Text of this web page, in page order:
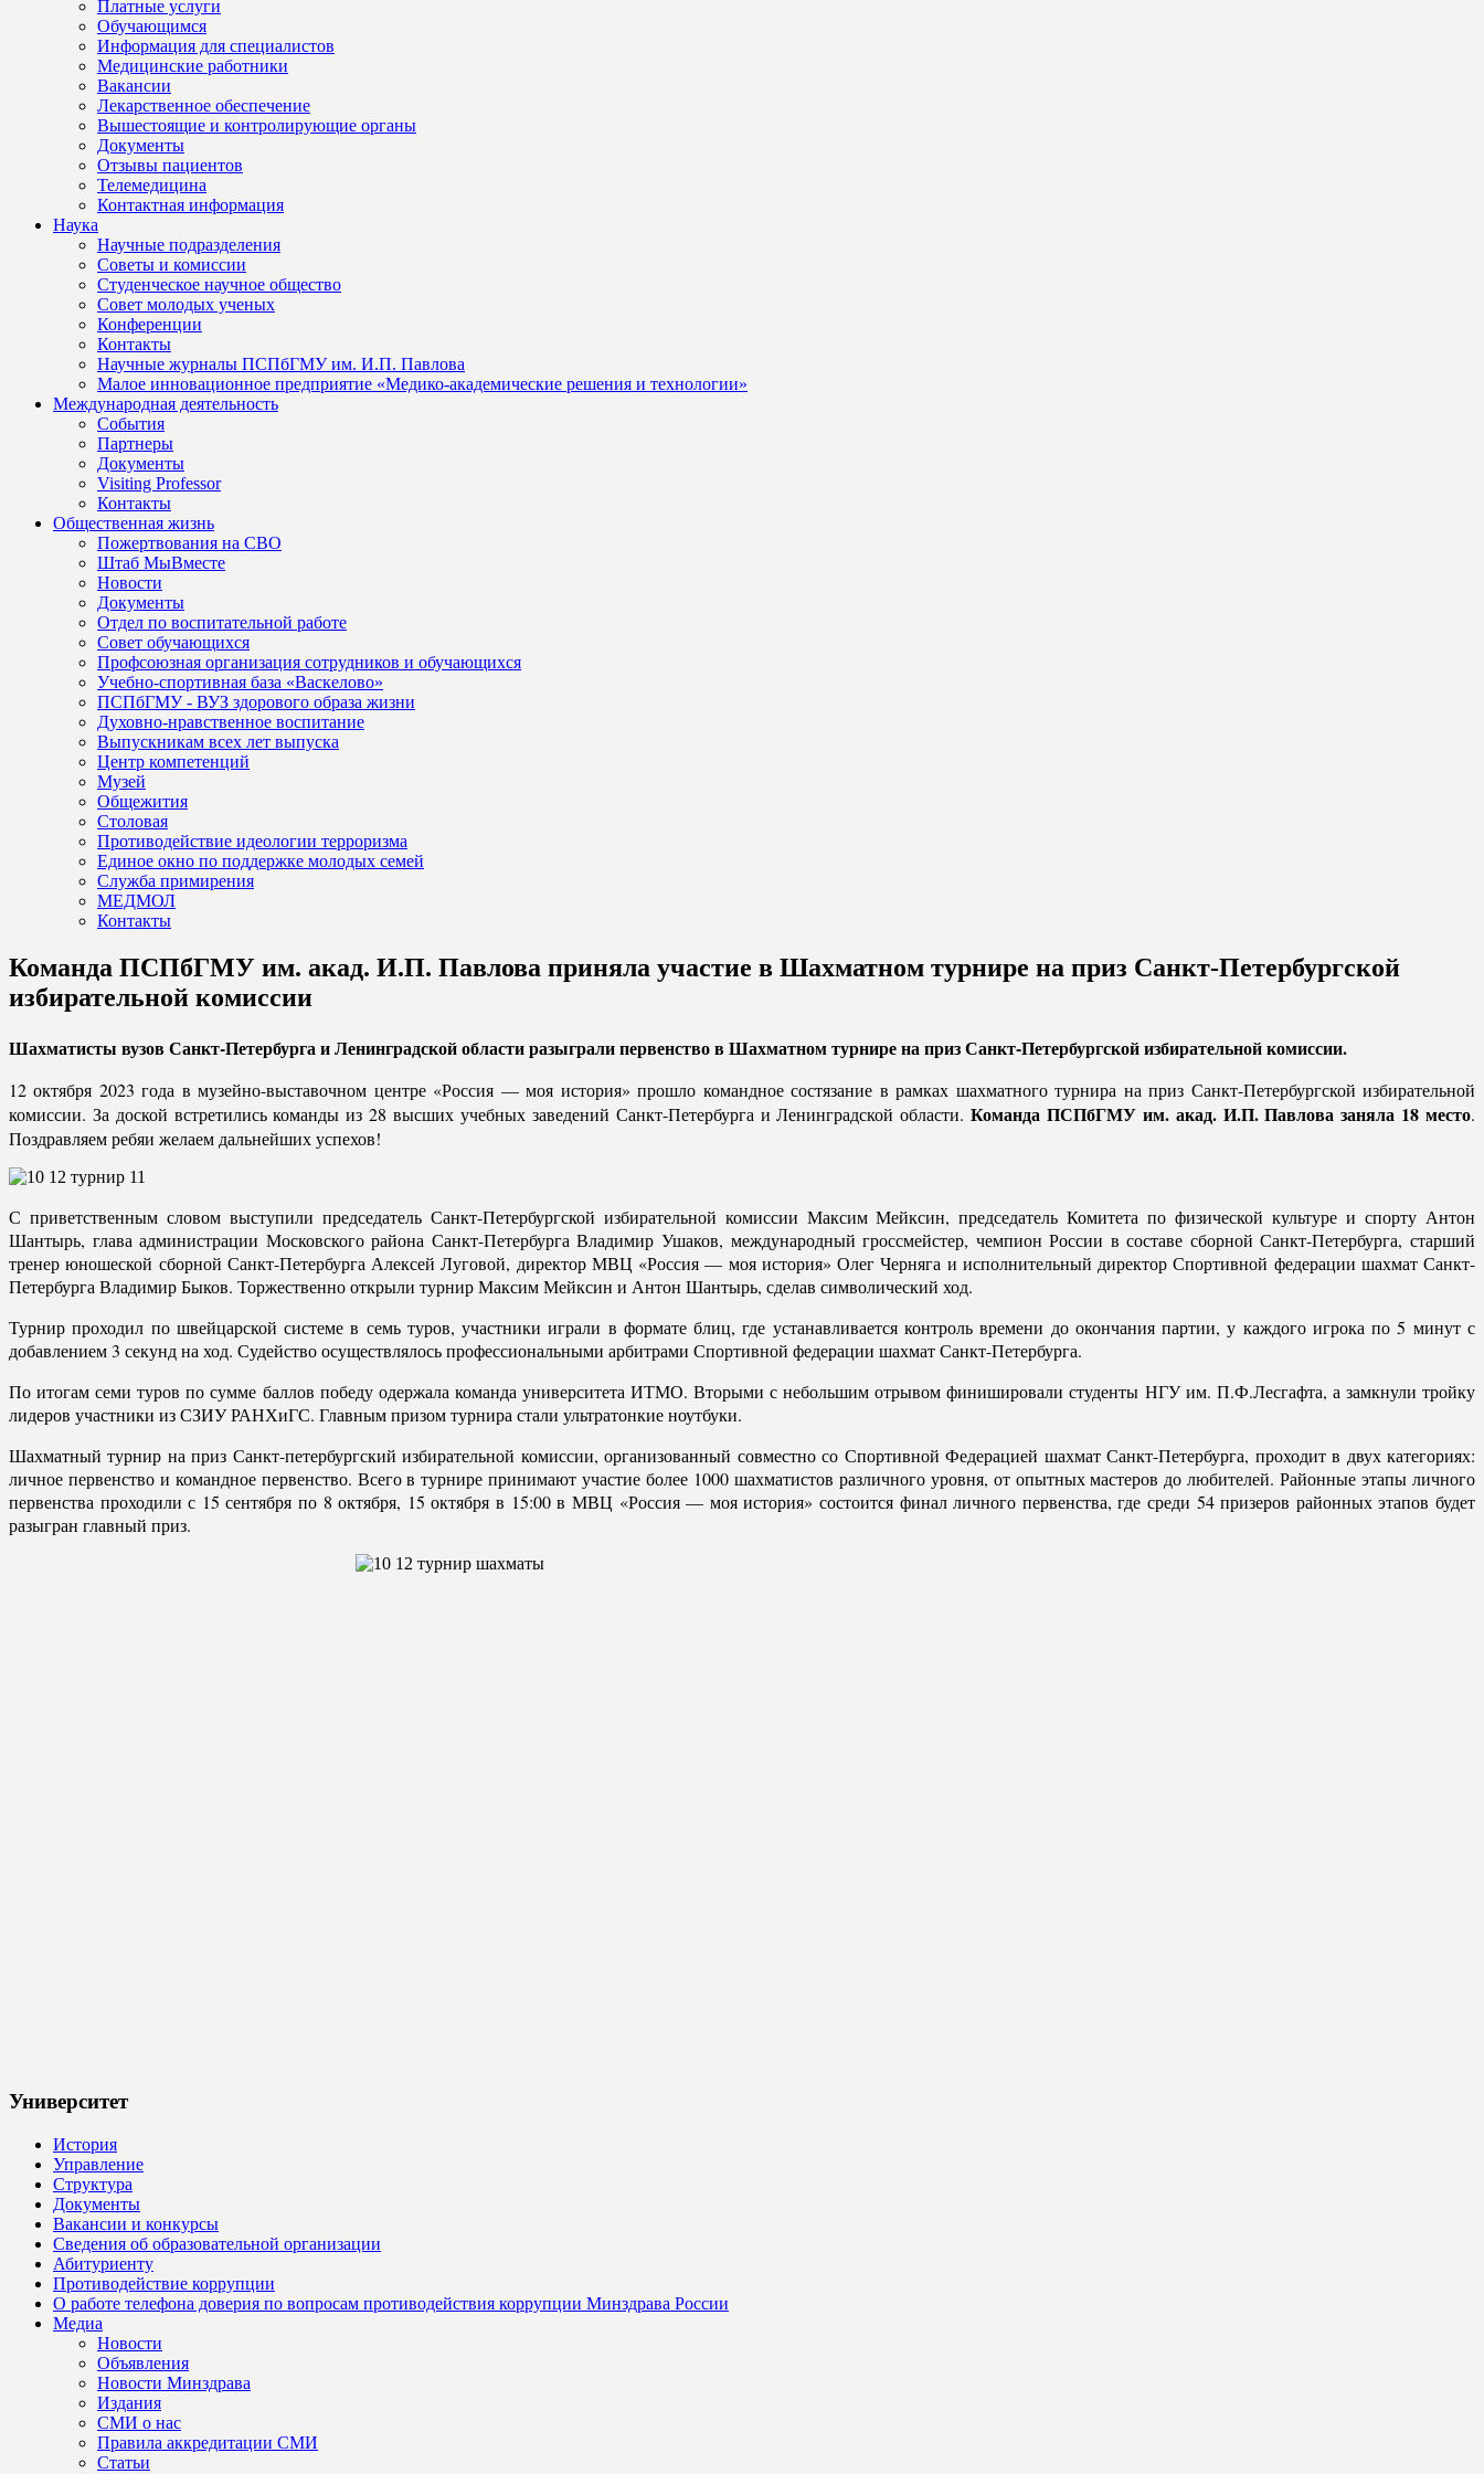
Платные услуги
Обучающимся
Информация для специалистов
Медицинские работники
Вакансии
Лекарственное обеспечение
Вышестоящие и контролирующие органы
Документы
Отзывы пациентов
Телемедицина
Контактная информация
Наука
Научные подразделения
Советы и комиссии
Студенческое научное общество
Совет молодых ученых
Конференции
Контакты
Научные журналы ПСПбГМУ им. И.П. Павлова
Малое инновационное предприятие «Медико-академические решения и технологии»
Международная деятельность
События
Партнеры
Документы
Visiting Professor
Контакты
Общественная жизнь
Пожертвования на СВО
Штаб МыВместе
Новости
Документы
Отдел по воспитательной работе
Совет обучающихся
Профсоюзная организация сотрудников и обучающихся
Учебно-спортивная база «Васкелово»
ПСПбГМУ - ВУЗ здорового образа жизни
Духовно-нравственное воспитание
Выпускникам всех лет выпуска
Центр компетенций
Музей
Общежития
Столовая
Противодействие идеологии терроризма
Единое окно по поддержке молодых семей
Служба примирения
МЕДМОЛ
Контакты
Команда ПСПбГМУ им. акад. И.П. Павлова приняла участие в Шахматном турнире на приз Санкт-Петербургской
избирательной комиссии
Шахматисты вузов Санкт-Петербурга и Ленинградской области разыграли первенство в Шахматном турнире на приз Санкт-Петербургской избирательной комиссии.
12 октября 2023 года в музейно-выставочном центре «Россия — моя история» прошло командное состязание в рамках шахматного турнира на приз Санкт-Петербургской избирательной
комиссии. За доской встретились команды из 28 высших учебных заведений Санкт-Петербурга и Ленинградской области.Команда ПСПбГМУ им. акад. И.П. Павлова заняла 18 место.
Поздравляем ребяи желаем дальнейших успехов!
С приветственным словом выступили председатель Санкт-Петербургской избирательной комиссии Максим Мейксин, председатель Комитета по физической культуре и спорту Антон
Шантырь, глава администрации Московского района Санкт-Петербурга Владимир Ушаков, международный гроссмейстер, чемпион России в составе сборной Санкт-Петербурга, старший
тренер юношеской сборной Санкт-Петербурга Алексей Луговой, директор МВЦ «Россия — моя история» Олег Черняга и исполнительный директор Спортивной федерации шахмат Санкт-
Петербурга Владимир Быков. Торжественно открыли турнир Максим Мейксин и Антон Шантырь, сделав символический ход.
Турнир проходил по швейцарской системе в семь туров, участники играли в формате блиц, где устанавливается контроль времени до окончания партии, у каждого игрока по 5 минут с
добавлением 3 секунд на ход. Судейство осуществлялось профессиональными арбитрами Спортивной федерации шахмат Санкт-Петербурга.
По итогам семи туров по сумме баллов победу одержала команда университета ИТМО. Вторыми с небольшим отрывом финишировали студенты НГУ им. П.Ф.Лесгафта, а замкнули тройку
лидеров участники из СЗИУ РАНХиГС. Главным призом турнира стали ультратонкие ноутбуки.
Шахматный турнир на приз Санкт-петербургский избирательной комиссии, организованный совместно со Спортивной Федерацией шахмат Санкт-Петербурга, проходит в двух категориях:
личное первенство и командное первенство. Всего в турнире принимают участие более 1000 шахматистов различного уровня, от опытных мастеров до любителей. Районные этапы личного
первенства проходили с 15 сентября по 8 октября, 15 октября в 15:00 в МВЦ «Россия — моя история» состоится финал личного первенства, где среди 54 призеров районных этапов будет
разыгран главный приз.
Университет
История
Управление
Структура
Документы
Вакансии и конкурсы
Сведения об образовательной организации
Абитуриенту
Противодействие коррупции
О работе телефона доверия по вопросам противодействия коррупции Минздрава России
Медиа
Новости
Объявления
Новости Минздрава
Издания
СМИ о нас
Правила аккредитации СМИ
Статьи